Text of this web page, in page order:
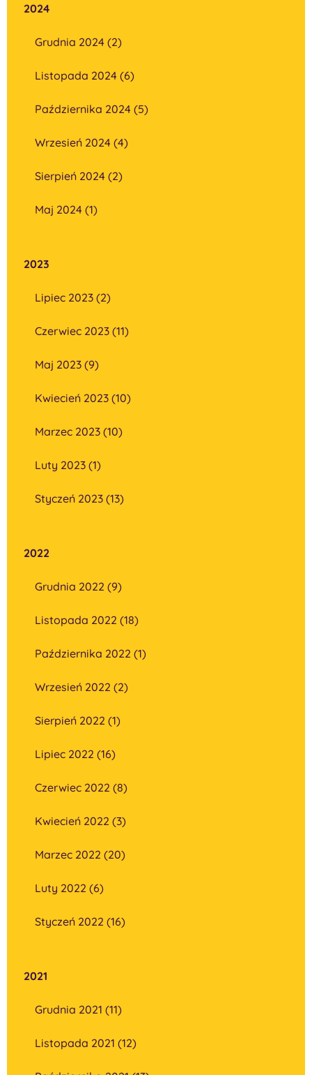
2024
Grudnia 2024 (2)
Listopada 2024 (6)
Października 2024 (5)
Wrzesień 2024 (4)
Sierpień 2024 (2)
Maj 2024 (1)
2023
Lipiec 2023 (2)
Czerwiec 2023 (11)
Maj 2023 (9)
Kwiecień 2023 (10)
Marzec 2023 (10)
Luty 2023 (1)
Styczeń 2023 (13)
2022
Grudnia 2022 (9)
Listopada 2022 (18)
Października 2022 (1)
Wrzesień 2022 (2)
Sierpień 2022 (1)
Lipiec 2022 (16)
Czerwiec 2022 (8)
Kwiecień 2022 (3)
Marzec 2022 (20)
Luty 2022 (6)
Styczeń 2022 (16)
2021
Grudnia 2021 (11)
Listopada 2021 (12)